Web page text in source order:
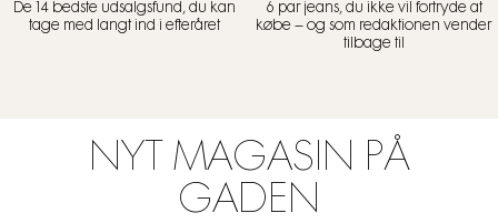
De 14 bedste udsalgsfund, du kan
tage med langt ind i efteråret
6 par jeans, du ikke vil fortryde at
købe – og som redaktionen vender
tilbage til
NYT MAGASIN PÅ
GADEN